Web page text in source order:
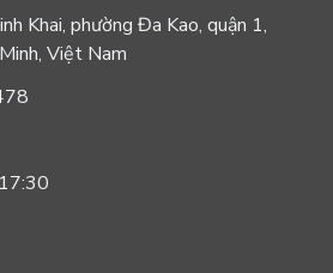
Khai, phường Đa Kao, quận 1,
Việt Nam